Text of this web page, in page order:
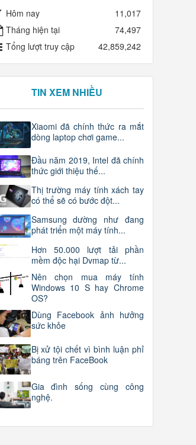
Hôm nay
11,017
Tháng hiện tại
74,497
Tổng lượt truy cập
42,859,242
TIN XEM NHIỀU
Xiaomi đã chính thức ra mắt
dòng laptop chơi game...
Đầu năm 2019, Intel đã chính
thức giới thiệu thế...
Thị trường máy tính xách tay
có thể sẽ có bước đột...
Samsung dường như đang
phát triển một máy tính...
Hơn 50.000 lượt tải phần
mềm độc hại Dvmap từ...
Nên chọn mua máy tính
Windows 10 S hay Chrome
OS?
Dùng Facebook ảnh hưởng
sức khỏe
Bị xử tội chết vì bình luận phỉ
báng trên FaceBook
Gia đình sống cùng công
nghệ.